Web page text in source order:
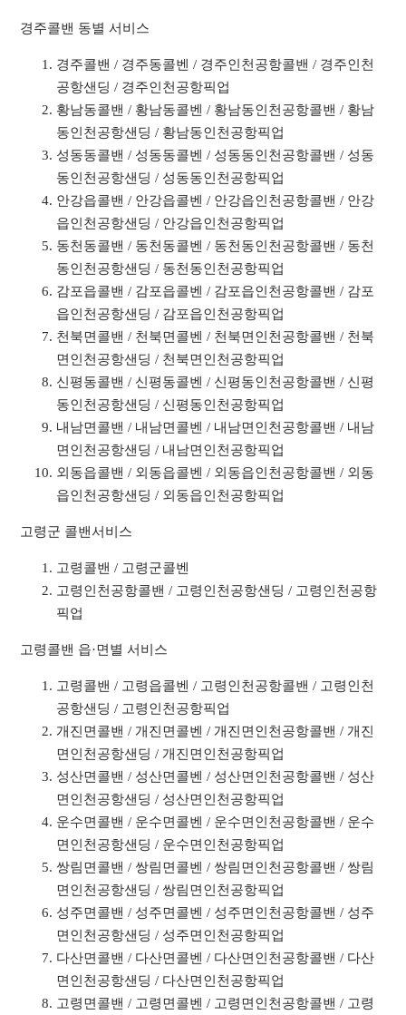
경주콜밴 동별 서비스
경주콜밴 / 경주동콜벤 / 경주인천공항콜밴 / 경주인천
공항샌딩 / 경주인천공항픽업
황남동콜밴 / 황남동콜벤 / 황남동인천공항콜밴 / 황남
동인천공항샌딩 / 황남동인천공항픽업
성동동콜밴 / 성동동콜벤 / 성동동인천공항콜밴 / 성동
동인천공항샌딩 / 성동동인천공항픽업
안강읍콜밴 / 안강읍콜벤 / 안강읍인천공항콜밴 / 안강
읍인천공항샌딩 / 안강읍인천공항픽업
동천동콜밴 / 동천동콜벤 / 동천동인천공항콜밴 / 동천
동인천공항샌딩 / 동천동인천공항픽업
감포읍콜밴 / 감포읍콜벤 / 감포읍인천공항콜밴 / 감포
읍인천공항샌딩 / 감포읍인천공항픽업
천북면콜밴 / 천북면콜벤 / 천북면인천공항콜밴 / 천북
면인천공항샌딩 / 천북면인천공항픽업
신평동콜밴 / 신평동콜벤 / 신평동인천공항콜밴 / 신평
동인천공항샌딩 / 신평동인천공항픽업
내남면콜밴 / 내남면콜벤 / 내남면인천공항콜밴 / 내남
면인천공항샌딩 / 내남면인천공항픽업
외동읍콜밴 / 외동읍콜벤 / 외동읍인천공항콜밴 / 외동
읍인천공항샌딩 / 외동읍인천공항픽업
고령군 콜밴서비스
고령콜밴 / 고령군콜벤
고령인천공항콜밴 / 고령인천공항샌딩 / 고령인천공항
픽업
고령콜밴 읍·면별 서비스
고령콜밴 / 고령읍콜벤 / 고령인천공항콜밴 / 고령인천
공항샌딩 / 고령인천공항픽업
개진면콜밴 / 개진면콜벤 / 개진면인천공항콜밴 / 개진
면인천공항샌딩 / 개진면인천공항픽업
성산면콜밴 / 성산면콜벤 / 성산면인천공항콜밴 / 성산
면인천공항샌딩 / 성산면인천공항픽업
운수면콜밴 / 운수면콜벤 / 운수면인천공항콜밴 / 운수
면인천공항샌딩 / 운수면인천공항픽업
쌍림면콜밴 / 쌍림면콜벤 / 쌍림면인천공항콜밴 / 쌍림
면인천공항샌딩 / 쌍림면인천공항픽업
성주면콜밴 / 성주면콜벤 / 성주면인천공항콜밴 / 성주
면인천공항샌딩 / 성주면인천공항픽업
다산면콜밴 / 다산면콜벤 / 다산면인천공항콜밴 / 다산
면인천공항샌딩 / 다산면인천공항픽업
고령면콜밴 / 고령면콜벤 / 고령면인천공항콜밴 / 고령